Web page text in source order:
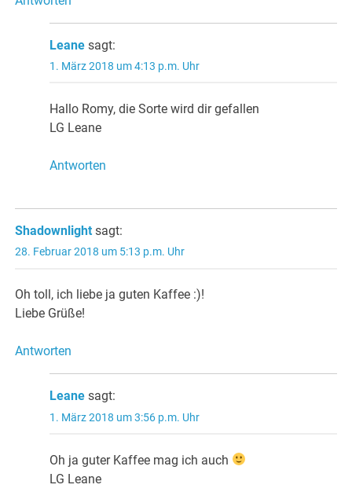
Leane sagt:
1. März 2018 um 4:13 p.m. Uhr
Hallo Romy, die Sorte wird dir gefallen
LG Leane
Antworten
Shadownlight sagt:
28. Februar 2018 um 5:13 p.m. Uhr
Oh toll, ich liebe ja guten Kaffee :)!
Liebe Grüße!
Antworten
Leane sagt:
1. März 2018 um 3:56 p.m. Uhr
Oh ja guter Kaffee mag ich auch
LG Leane